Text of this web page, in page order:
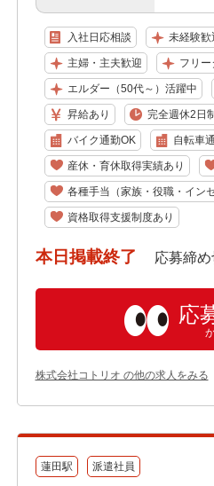
入社日応相談 未経験歓
主婦・主夫歓迎 フリー
エルダー（50代～）活躍中
昇給あり 完全週休2日制
バイク通勤OK 自転車
産休・育休取得実績あり
各種手当（家族・役職・イン
資格取得支援制度あり
本日掲載終了 応募締め
応
株式会社コトリオ の他の求人をみる
蓮田駅 派遣社員